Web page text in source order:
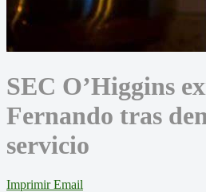
SEC O’Higgins
Fernando tras
servicio
Imprimir Email